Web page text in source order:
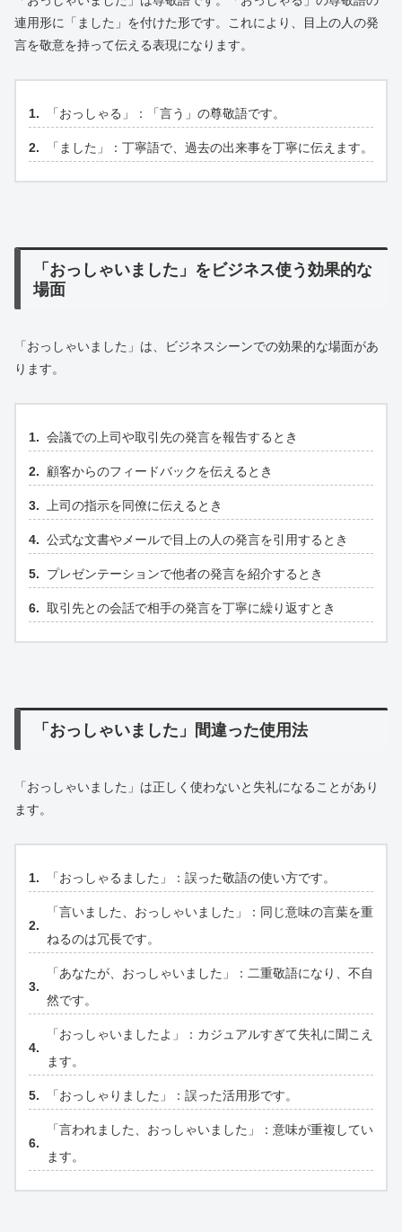
連用形に「ました」を付けた形です。これにより、目上の人の発
言を敬意を持って伝える表現になります。
「おっしゃる」：「言う」の尊敬語です。
「ました」：丁寧語で、過去の出来事を丁寧に伝えます。
「おっしゃいました」をビジネス使う効果的な
場面
「おっしゃいました」は、ビジネスシーンでの効果的な場面があ
ります。
会議での上司や取引先の発言を報告するとき
顧客からのフィードバックを伝えるとき
上司の指示を同僚に伝えるとき
公式な文書やメールで目上の人の発言を引用するとき
プレゼンテーションで他者の発言を紹介するとき
取引先との会話で相手の発言を丁寧に繰り返すとき
「おっしゃいました」間違った使用法
「おっしゃいました」は正しく使わないと失礼になることがあり
ます。
「おっしゃるました」：誤った敬語の使い方です。
「言いました、おっしゃいました」：同じ意味の言葉を重
ねるのは冗長です。
「あなたが、おっしゃいました」：二重敬語になり、不自
然です。
「おっしゃいましたよ」：カジュアルすぎて失礼に聞こえ
ます。
「おっしゃりました」：誤った活用形です。
「言われました、おっしゃいました」：意味が重複してい
ます。